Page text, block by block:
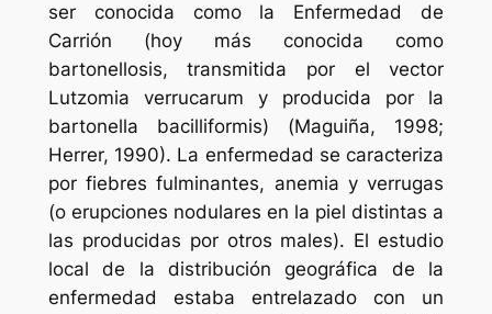
ser conocida como la Enfermedad de
Carrión (hoy más conocida como
bartonellosis, transmitida por el vector
Lutzomia verrucarum y producida por la
bartonella bacilliformis) (Maguiña, 1998;
Herrer, 1990). La enfermedad se caracteriza
por fiebres fulminantes, anemia y verrugas
(o erupciones nodulares en la piel distintas a
las producidas por otros males). El estudio
local de la distribución geográfica de la
enfermedad estaba entrelazado con un